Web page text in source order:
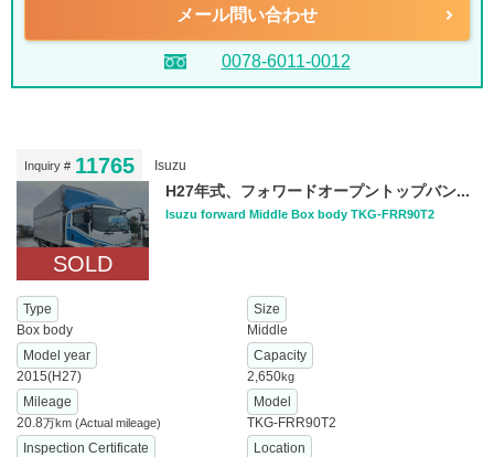
メール問い合わせ
0078-6011-0012
Inquiry # 11765 Isuzu
SOLD
H27年式、フォワードオープントップバン...
Isuzu forward Middle Box body TKG-FRR90T2
Type
Box body
Size
Middle
Model year
2015(H27)
Capacity
2,650kg
Mileage
20.8万km (Actual mileage)
Model
TKG-FRR90T2
Inspection Certificate
Location